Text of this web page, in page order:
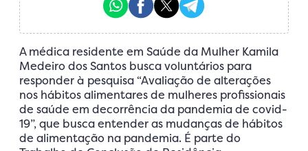
A médica residente em Saúde da Mulher Kamila
Medeiro dos Santos busca voluntários para
responder à pesquisa “Avaliação de alterações
nos hábitos alimentares de mulheres profissionais
de saúde em decorrência da pandemia de covid-
19”, que busca entender as mudanças de hábitos
de alimentação na pandemia. É parte do